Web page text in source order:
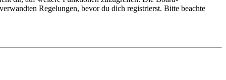
Regelungen, bevor du dich registrierst. Bitte beachte